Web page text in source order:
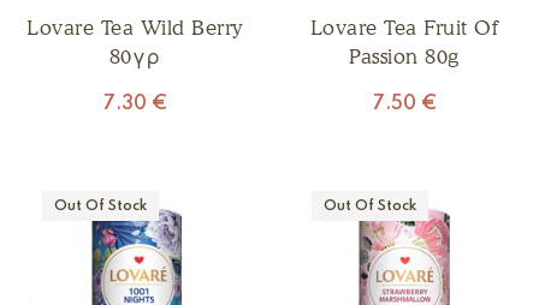
Lovare Tea Wild Berry
80γρ
7.30 €
Lovare Tea Fruit Of
Passion 80g
7.50 €
Out Of Stock Out Of Stock